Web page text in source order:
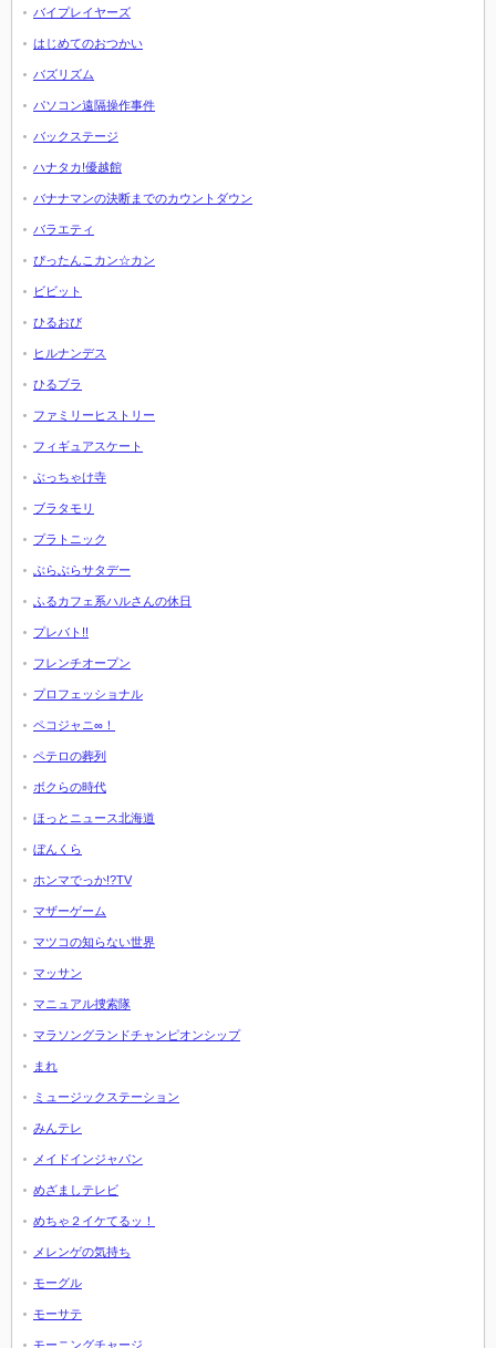
バイプレイヤーズ
はじめてのおつかい
バズリズム
パソコン遠隔操作事件
バックステージ
ハナタカ!優越館
バナナマンの決断までのカウントダウン
バラエティ
ぴったんこカン☆カン
ビビット
ひるおび
ヒルナンデス
ひるブラ
ファミリーヒストリー
フィギュアスケート
ぶっちゃけ寺
ブラタモリ
プラトニック
ぶらぶらサタデー
ふるカフェ系ハルさんの休日
プレバト!!
フレンチオープン
プロフェッショナル
ペコジャニ∞！
ペテロの葬列
ボクらの時代
ほっとニュース北海道
ぼんくら
ホンマでっか!?TV
マザーゲーム
マツコの知らない世界
マッサン
マニュアル捜索隊
マラソングランドチャンピオンシップ
まれ
ミュージックステーション
みんテレ
メイドインジャパン
めざましテレビ
めちゃ２イケてるッ！
メレンゲの気持ち
モーグル
モーサテ
モーニングチャージ